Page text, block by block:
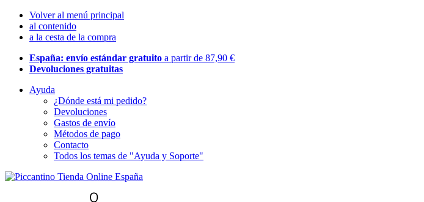
Volver al menú principal
al contenido
a la cesta de la compra
España: envío estándar gratuito a partir de 87,90 €
Devoluciones gratuitas
Ayuda
¿Dónde está mi pedido?
Devoluciones
Gastos de envío
Métodos de pago
Contacto
Todos los temas de "Ayuda y Soporte"